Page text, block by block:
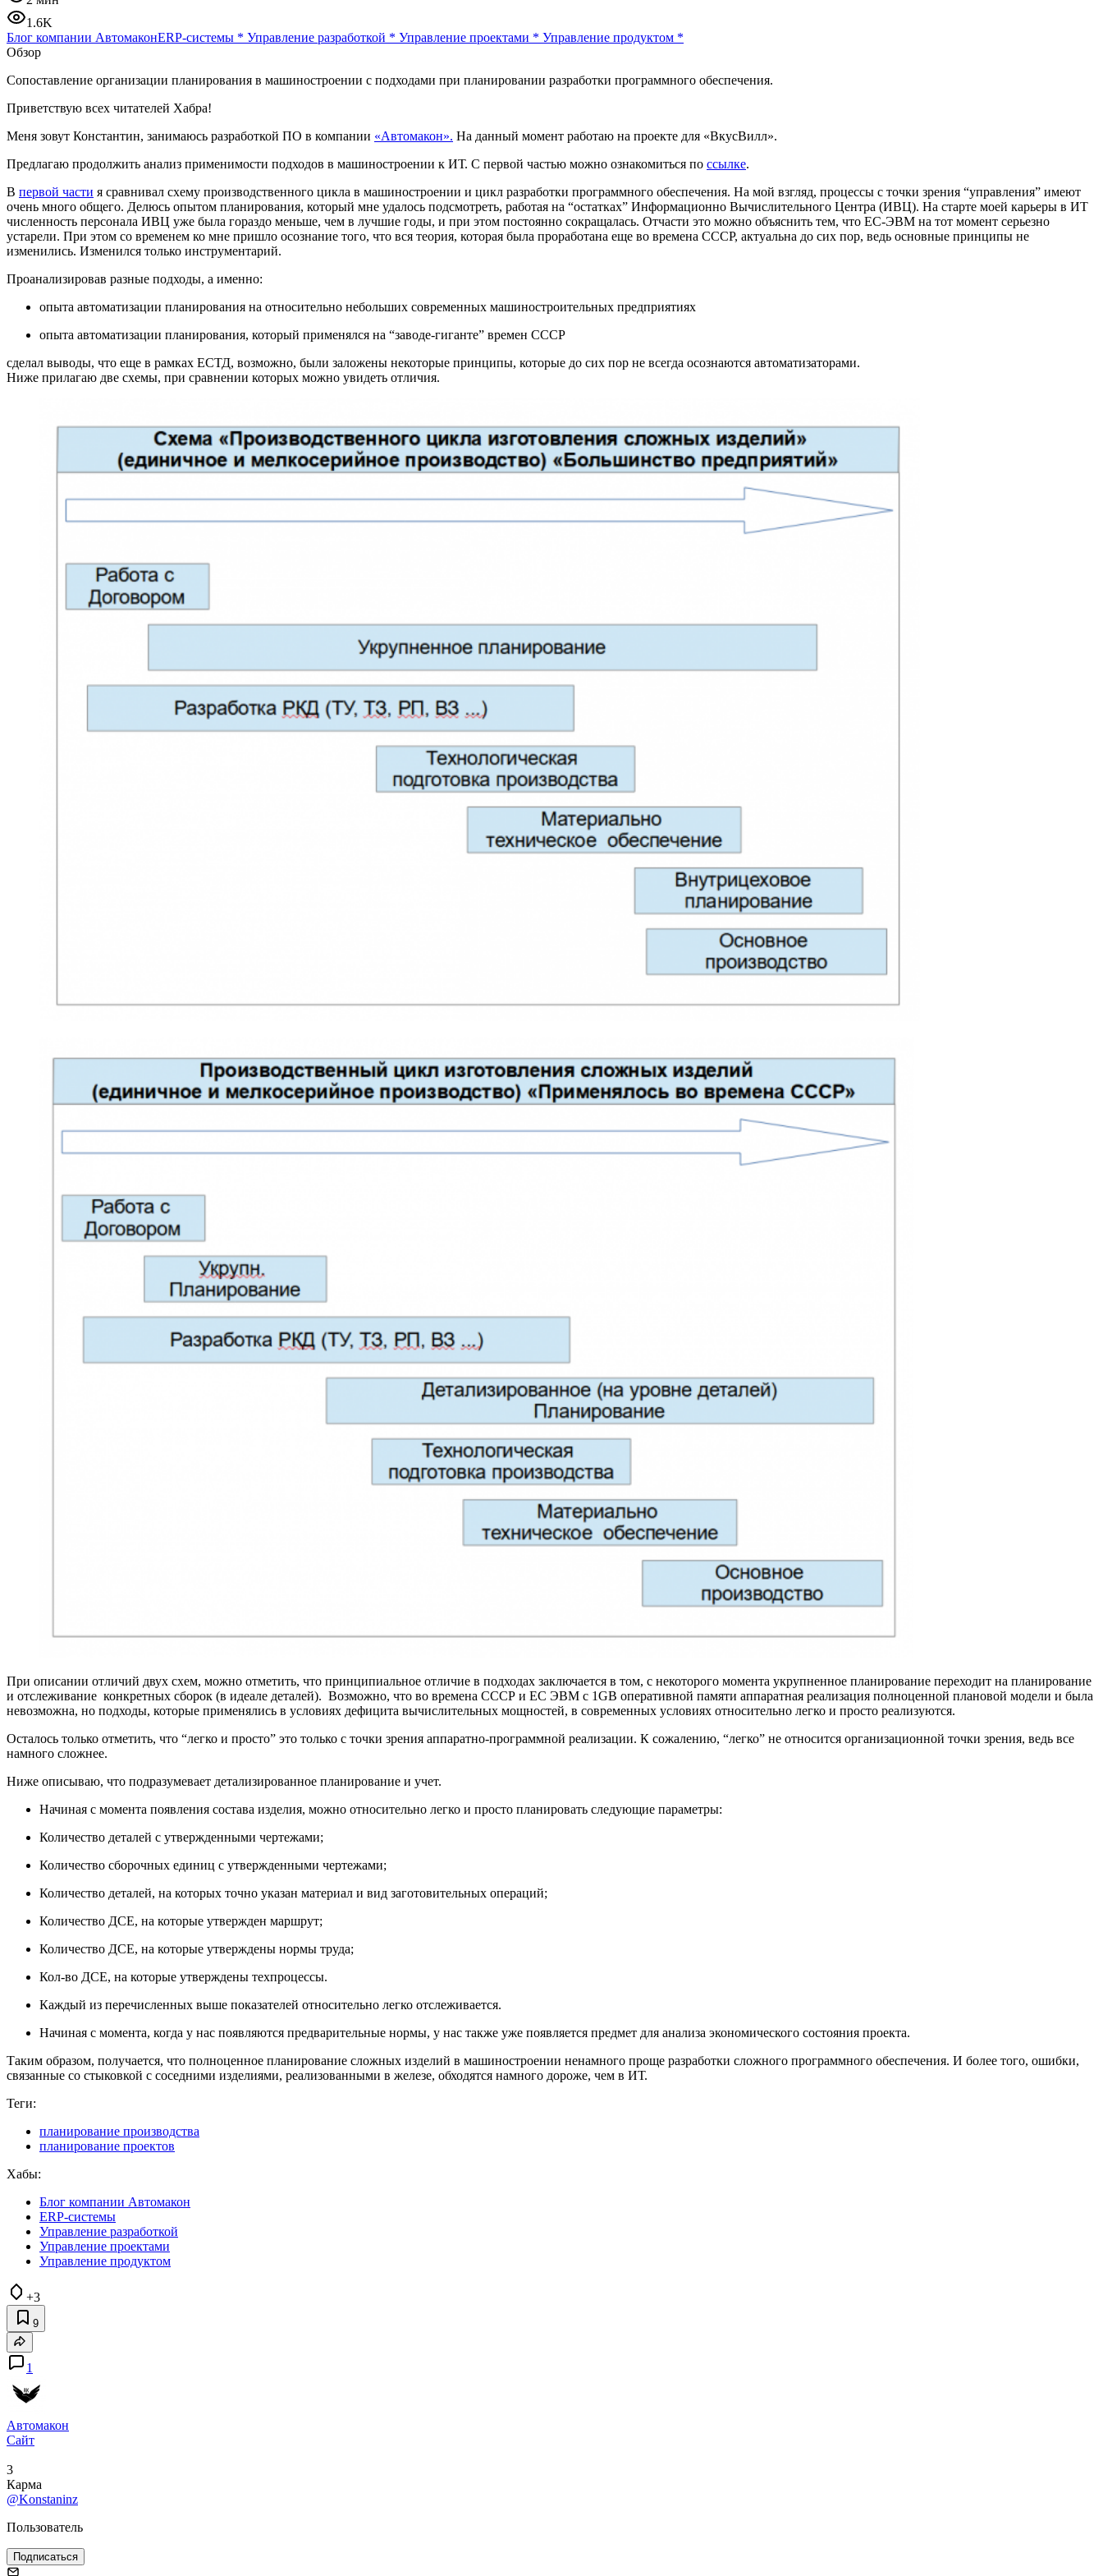
1.6K
Блог компании АвтомаконERP-системы * Управление разработкой * Управление проектами * Управление продуктом *
Обзор
Сопоставление организации планирования в машиностроении с подходами при планировании разработки программного обеспечения.
Приветствую всех читателей Хабра!
Меня зовут Константин, занимаюсь разработкой ПО в компании «Автомакон». На данный момент работаю на проекте для «ВкусВилл».
Предлагаю продолжить анализ применимости подходов в машиностроении к ИТ. С первой частью можно ознакомиться по ссылке.
В первой части я сравнивал схему производственного цикла в машиностроении и цикл разработки программного обеспечения. На мой взгляд, процессы с точки зрения “управления” имеют
очень много общего. Делюсь опытом планирования, который мне удалось подсмотреть, работая на “остатках” Информационно Вычислительного Центра (ИВЦ). На старте моей карьеры в ИТ
численность персонала ИВЦ уже была гораздо меньше, чем в лучшие годы, и при этом постоянно сокращалась. Отчасти это можно объяснить тем, что ЕС-ЭВМ на тот момент серьезно
устарели. При этом со временем ко мне пришло осознание того, что вся теория, которая была проработана еще во времена СССР, актуальна до сих пор, ведь основные принципы не
изменились. Изменился только инструментарий.
Проанализировав разные подходы, а именно:
опыта автоматизации планирования на относительно небольших современных машиностроительных предприятиях
опыта автоматизации планирования, который применялся на “заводе-гиганте” времен СССР
сделал выводы, что еще в рамках ЕСТД, возможно, были заложены некоторые принципы, которые до сих пор не всегда осознаются автоматизаторами.
Ниже прилагаю две схемы, при сравнении которых можно увидеть отличия.
При описании отличий двух схем, можно отметить, что принципиальное отличие в подходах заключается в том, с некоторого момента укрупненное планирование переходит на планирование
и отслеживание конкретных сборок (в идеале деталей). Возможно, что во времена СССР и ЕС ЭВМ с 1GB оперативной памяти аппаратная реализация полноценной плановой модели и была
невозможна, но подходы, которые применялись в условиях дефицита вычислительных мощностей, в современных условиях относительно легко и просто реализуются.
Осталось только отметить, что “легко и просто” это только с точки зрения аппаратно-программной реализации. К сожалению, “легко” не относится организационной точки зрения, ведь все
намного сложнее.
Ниже описываю, что подразумевает детализированное планирование и учет.
Начиная с момента появления состава изделия, можно относительно легко и просто планировать следующие параметры:
Количество деталей с утвержденными чертежами;
Количество сборочных единиц с утвержденными чертежами;
Количество деталей, на которых точно указан материал и вид заготовительных операций;
Количество ДСЕ, на которые утвержден маршрут;
Количество ДСЕ, на которые утверждены нормы труда;
Кол-во ДСЕ, на которые утверждены техпроцессы.
Каждый из перечисленных выше показателей относительно легко отслеживается.
Начиная с момента, когда у нас появляются предварительные нормы, у нас также уже появляется предмет для анализа экономического состояния проекта.
Таким образом, получается, что полноценное планирование сложных изделий в машиностроении ненамного проще разработки сложного программного обеспечения. И более того, ошибки,
связанные со стыковкой с соседними изделиями, реализованными в железе, обходятся намного дороже, чем в ИТ.
Теги:
планирование производства
планирование проектов
Хабы:
Блог компании Автомакон
ERP-системы
Управление разработкой
Управление проектами
Управление продуктом
+3
9
1
Автомакон
Сайт
3
Карма
@Konstaninz
Пользователь
Подписаться